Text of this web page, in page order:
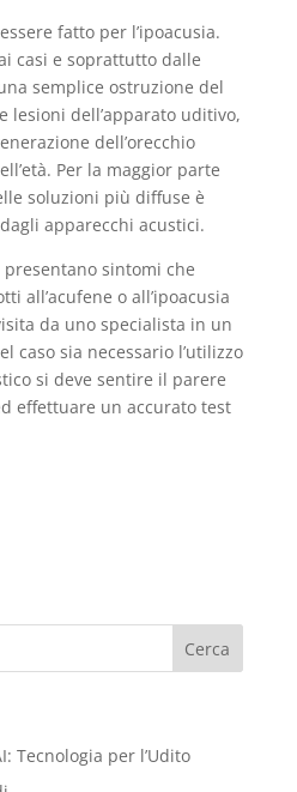
fatto per l’ipoacusia.
casi e soprattutto dalle
semplice ostruzione del
lesioni dell’apparato uditivo,
dell’orecchio
Per la maggior parte
soluzioni più diffuse è
apparecchi acustici.
sintomi che
all’acufene o all’ipoacusia
da uno specialista in un
caso sia necessario l’utilizzo
si deve sentire il parere
effettuare un accurato test
Tecnologia per l’Udito